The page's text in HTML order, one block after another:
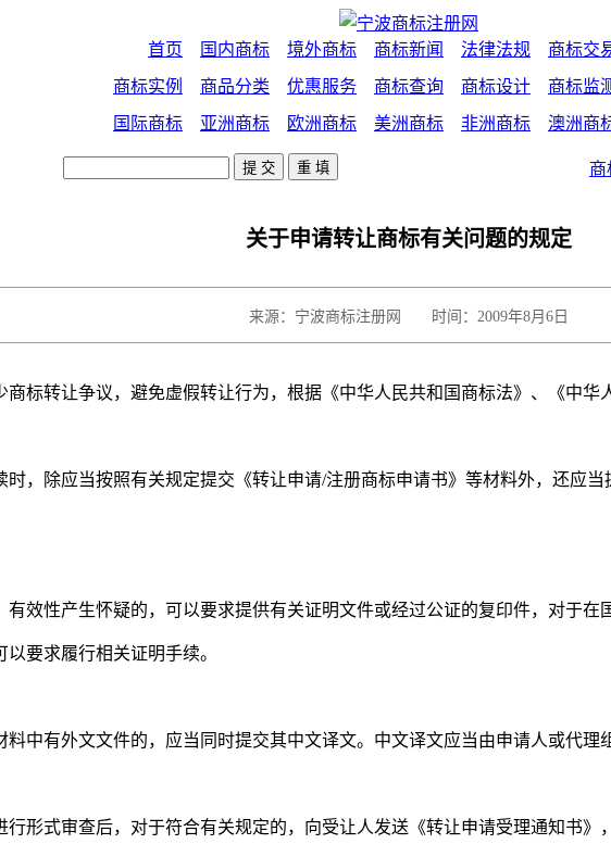
首页 国内商标 境外商标 商标新闻 法律法规 商标交
商标实例
商品分类 优惠服务 商标查询 商标设计 商标监
国际商标
亚洲商标 欧洲商标 美洲商标 非洲商标 澳洲商
商
关于申请转让商标有关问题的规定
来源：宁波商标注册网 时间：2009年8月6日
标转让争议，避免虚假转让行为，根据《中华人民共和国商标法》、《中华
，除应当按照有关规定提交《转让申请/注册商标申请书》等材料外，还应
效性产生怀疑的，可以要求提供有关证明文件或经过公证的复印件，对于在
要求履行相关证明手续。
中有外文文件的，应当同时提交其中文译文。中文译文应当由申请人或代理
形式审查后，对于符合有关规定的，向受让人发送《转让申请受理通知书》